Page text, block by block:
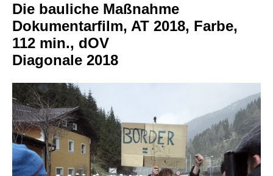
Die bauliche Maßnahme
Dokumentarfilm, AT 2018, Farbe,
112 min., dOV
Diagonale 2018